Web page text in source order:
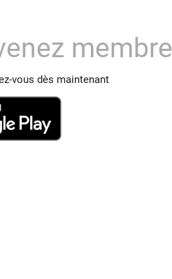
membre
vous dès maintenant